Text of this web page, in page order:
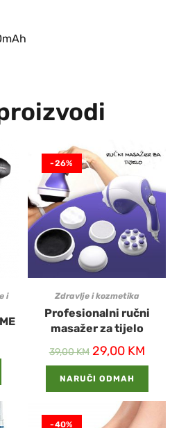
i
-26%
Zdravlje i kozmetika
Profesionalni ručni
masažer za tijelo
39,00KM 29,00 KM
NARUČI ODMAH
-40%